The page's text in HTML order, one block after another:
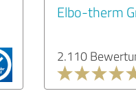
Elbo-therm
2.110